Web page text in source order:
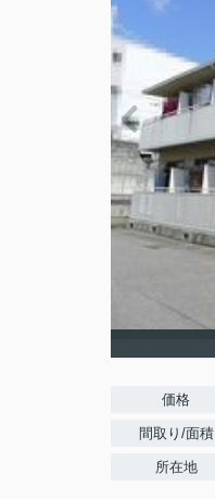
価格
間取り/面積
所在地